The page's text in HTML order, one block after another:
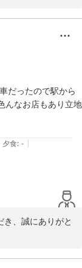
た、お部屋や毛布
います。いただ
だったので駅から
んなお店もあり立地
料金よりなぜか高
夕食: - |
、誠にありがと